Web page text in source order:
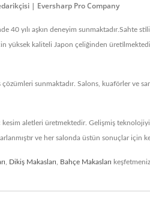
| Eversharp Pro Company
yılı aşkın deneyim sunmaktadır.Sahte
yüksek kaliteli Japon çeliğinden
sunmaktadır. Salons, kuaförler ve
aletleri üretmektedir. Gelişmiş
ve her salonda üstün sonuçlar için
Dikiş Makasları Bahçe Makasları